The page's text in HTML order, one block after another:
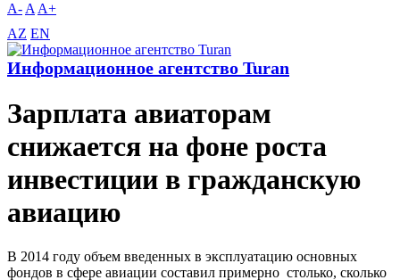
A- A A+
AZ EN
Информационное агентство Turan
Зарплата авиаторам
снижается на фоне роста
инвестиции в гражданскую
авиацию
В 2014 году объем введенных в эксплуатацию основных
фондов в сфере авиации составил примерно столько, сколько